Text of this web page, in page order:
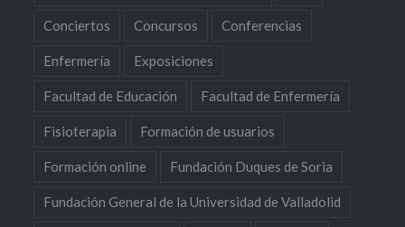
Conciertos Concursos Conferencias
Enfermería Exposiciones
Facultad de Educación Facultad de Enfermería
Fisioterapia Formación de usuarios
Formación online Fundación Duques de Soria
Fundación General de la Universidad de Valladolid